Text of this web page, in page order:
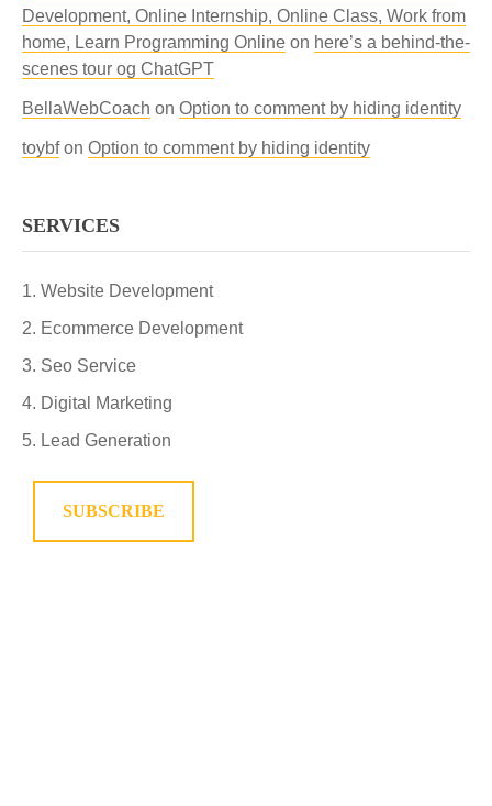
Development, Online Internship, Online Class, Work from
home, Learn Programming Online on here’s a behind-the-
scenes tour og ChatGPT
BellaWebCoach on Option to comment by hiding identity
toybfon Option to comment by hiding identity
SERVICES
Website Development
Ecommerce Development
Seo Service
Digital Marketing
Lead Generation
SUBSCRIBE